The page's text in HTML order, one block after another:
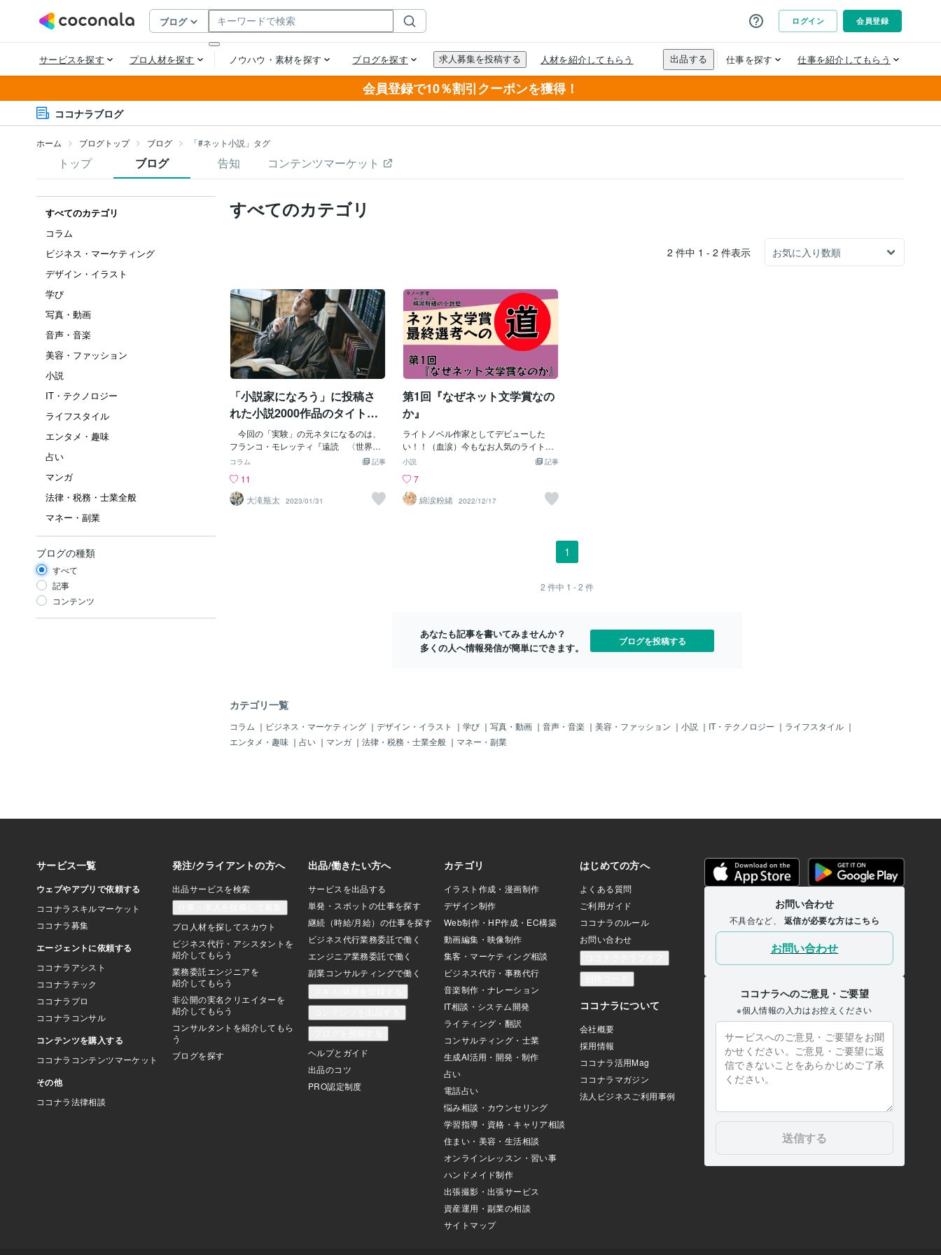
会員登録で10％割引クーポンを獲得！
ココナラブログ
ホーム ブログトップ ブログ 「#ネット小説」タグ
トップ ブログ 告知 コンテンツマーケット
すべてのカテゴリ
コラム
ビジネス・マーケティング
デザイン・イラスト
学び
写真・動画
音声・音楽
美容・ファッション
小説
IT・テクノロジー
ライフスタイル
エンタメ・趣味
占い
マンガ
法律・税務・士業全般
マネー・副業
ブログの種類
すべて
記事
コンテンツ
すべてのカテゴリ
2 件中 1 - 2 件表示
「小説家になろう」に投稿さ
れた小説2000作品のタイトル
を分析してみた
今回の「実験」の元ネタになるのは、
フランコ・モレッティ『遠読 〈世界文
学システム〉への挑戦』だ。本書で収録
このような言及がある。 合衆国は精読
（close reading）の国だ。だから、この
思いつき（※大滝注：前段落にある「野心
「小説を読まずに文芸批評を行う」と読
めてしまうため、その対象に自作がさら
されると「ないがしろにされている」感
じがしないでもない。ただ、「遠読」と
は「精読」の否定ではなく、むしろ「補
し、ずっと小さなものとずっと大きなも
のとのあいだで、テクスト自体が消えて
しまうことがあるとしても、そう、だれ
かが「テクストなんかなくてもよい」と
言うのがもっとも
記事
コラム
11
大滝瓶太
2023/01/31
第1回『なぜネット文学賞なの
か』
ライトノベル作家としてデビューした
い！！（血涙）今もなお人気のライトノ
ベル業界。今日も新しい人材がデビュー
の後に続きたいと思っていることでしょ
う。しかし、その道のりは決して簡単で
はありません。というわけで本日
かいうへんちくりんなものを書いており
さいね。■ラノベデビューはネットから実
は現在、小説の持ち込みというのはほと
りません。……ではどうすればいいの
か。これじゃ、デビューできないじゃな
いか！とお嘆きの皆様に朗報です。そ
つの道のりがあります。1⃣人気作を書
く。ある意味デビューの理想形『人気作
を書く』ネットにアップした自分の作品
が、様々な理由でバズり散らかしてラン
キング上位の常連！なんてことになれ
ば、ある日
記事
小説
7
綿涙粉緒 2022/12/17
1
2 件中 1 - 2 件
あなたも記事を書いてみませんか？
多くの人へ情報発信が簡単にできます。
ブログを投稿する
カテゴリ一覧
コラム ｜ ビジネス・マーケティング ｜ デザイン・イラスト ｜ 学び ｜ 写真・動画 ｜ 音声・音楽 ｜ 美容・ファッション ｜ 小説 ｜ IT・テクノロジー ｜ ライフスタイル ｜
エンタメ・趣味 ｜ 占い ｜ マンガ ｜ 法律・税務・士業全般 ｜ マネー・副業